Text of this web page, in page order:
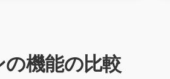
の機能の比較